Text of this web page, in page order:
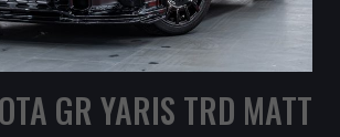
GR YARIS TRD MATT